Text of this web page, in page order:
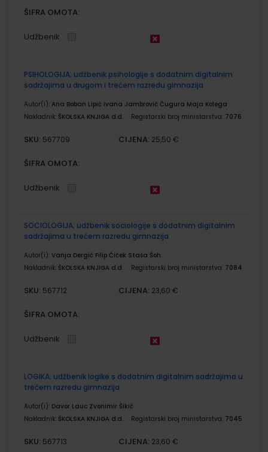
ŠIFRA OMOTA:
Udžbenik
PSIHOLOGIJA; udžbenik psihologije s dodatnim digitalnim
sadržajima u drugom i trećem razredu gimnazija
Autor(i): Ana Boban Lipić Ivana Jambrović Čugura Maja Kolega
Nakladnik: ŠKOLSKA KNJIGA d.d. Registarski broj ministarstva: 7076
SKU: 567709 CIJENA: 25,50 €
ŠIFRA OMOTA:
Udžbenik
SOCIOLOGIJA; udžbenik sociologije s dodatnim digitalnim
sadržajima u trećem razredu gimnazija
Autor(i): Vanja Dergić Filip Čiček Staša Šoh
Nakladnik: ŠKOLSKA KNJIGA d.d. Registarski broj ministarstva: 7084
SKU: 567712 CIJENA: 23,60 €
ŠIFRA OMOTA:
Udžbenik
LOGIKA; udžbenik logike s dodatnim digitalnim sadržajima u
trećem razredu gimnazija
Autor(i): Davor Lauc Zvonimir Šikić
Nakladnik: ŠKOLSKA KNJIGA d.d. Registarski broj ministarstva: 7045
SKU: 567713 CIJENA: 23,60 €